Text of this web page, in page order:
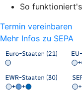
So funktioniert's
Termin vereinbaren
Mehr Infos zu SEPA